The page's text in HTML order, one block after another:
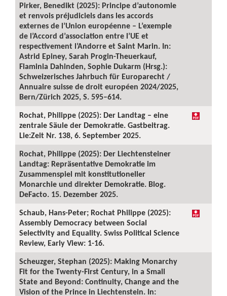
Pirker, Benedikt (2025): Principe d’autonomie
et renvois préjudiciels dans les accords
externes de l’Union européenne – L’exemple
de l’Accord d’association entre l’UE et
respectivement l’Andorre et Saint Marin. In:
Astrid Epiney, Sarah Progin-Theuerkauf,
Flaminia Dahinden, Sophie Dukarm (Hrsg.):
Schweizerisches Jahrbuch für Europarecht /
Annuaire suisse de droit européen 2024/2025,
Bern/Zürich 2025, S. 595–614.
Rochat, Philippe (2025): Der Landtag – eine
zentrale Säule der Demokratie. Gastbeitrag.
Lie:Zeit Nr. 138, 6. September 2025.
Rochat, Philippe (2025): Der Liechtensteiner
Landtag: Repräsentative Demokratie im
Zusammenspiel mit konstitutioneller
Monarchie und direkter Demokratie. Blog.
DeFacto. 15. Dezember 2025.
Schaub, Hans-Peter; Rochat Philippe (2025):
Assembly Democracy between Social
Selectivity and Equality. Swiss Political Science
Review, Early View: 1-16.
Scheuzger, Stephan (2025): Making Monarchy
Fit for the Twenty-First Century, in a Small
State and Beyond: Continuity, Change and the
Vision of the Prince in Liechtenstein. In: